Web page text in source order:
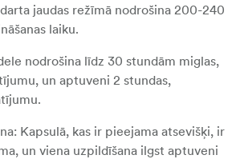
jaudas režīmā nodrošina 200-240
laiku.
nodrošina līdz 30 stundām miglas,
un aptuveni 2 stundas,
Kapsulā, kas ir pieejama atsevišķi, ir
un viena uzpildīšana ilgst aptuveni